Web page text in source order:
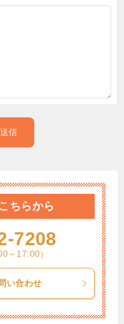
ちらから
7208
～17:00）
い合わせ